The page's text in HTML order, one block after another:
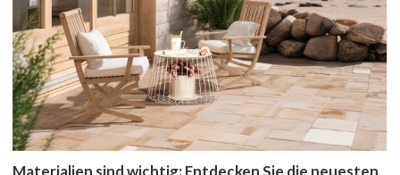
Materialien sind wichtig: Entdecken Sie die neuesten